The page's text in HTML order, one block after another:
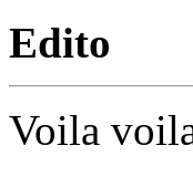
Edito
Voila